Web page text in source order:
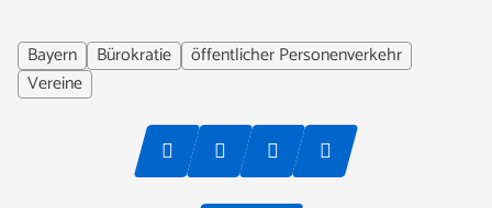
Bayern Bürokratie
öffentlicher Personenverkehr
Vereine